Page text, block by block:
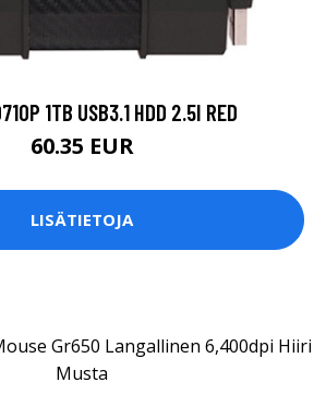
1TB USB3.1 HDD 2.5I RED
60.35 EUR
LISÄTIETOJA